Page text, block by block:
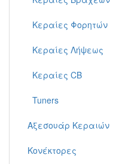
Κεραίες Φορητών
Κεραίες Λήψεως
Κεραίες CB
Tuners
Αξεσουάρ Κεραιών
Κονέκτορες